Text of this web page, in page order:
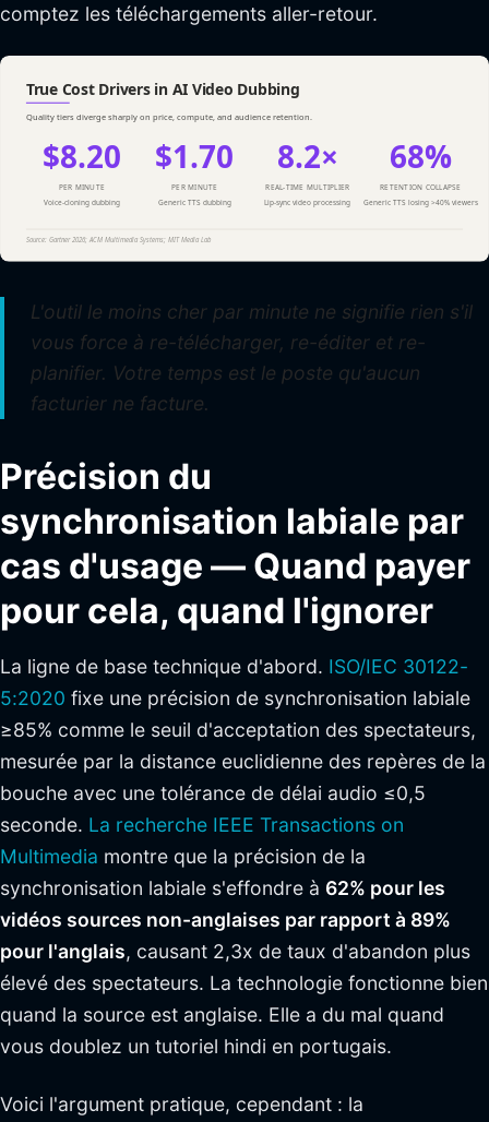
comptez les téléchargements aller-retour.
L'outil le moins cher par minute ne signifie rien s'il
vous force à re-télécharger, re-éditer et re-
planifier. Votre temps est le poste qu'aucun
facturier ne facture.
Précision du
synchronisation labiale par
cas d'usage — Quand payer
pour cela, quand l'ignorer
La ligne de base technique d'abord. ISO/IEC 30122-
5:2020 fixe une précision de synchronisation labiale
≥85% comme le seuil d'acceptation des spectateurs,
mesurée par la distance euclidienne des repères de la
bouche avec une tolérance de délai audio ≤0,5
seconde. La recherche IEEE Transactions on
Multimedia montre que la précision de la
synchronisation labiale s'effondre à 62% pour les
vidéos sources non-anglaises par rapport à 89%
pour l'anglais, causant 2,3x de taux d'abandon plus
élevé des spectateurs. La technologie fonctionne bien
quand la source est anglaise. Elle a du mal quand
vous doublez un tutoriel hindi en portugais.
Voici l'argument pratique, cependant : la